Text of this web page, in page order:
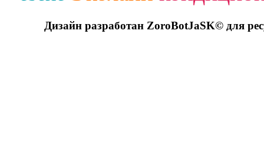
Дизайн разработан ZoroBotJaSK© для